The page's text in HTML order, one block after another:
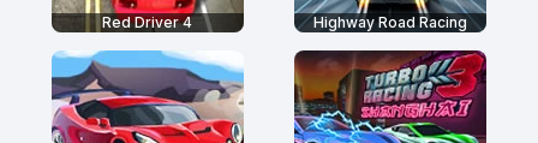
Red Driver 4 Highway Road Racing